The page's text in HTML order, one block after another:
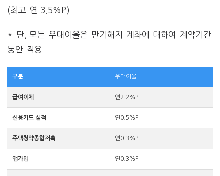
(최고 연 3.5%P)
* 단, 모든 우대이율은 만기해지 계좌에 대하여 계약기간
동안 적용
구분 우대이율
급여이체 연2.2%P
신용카드 실적 연0.5%P
주택청약종합저축 연0.3%P
앱가입 연0.3%P